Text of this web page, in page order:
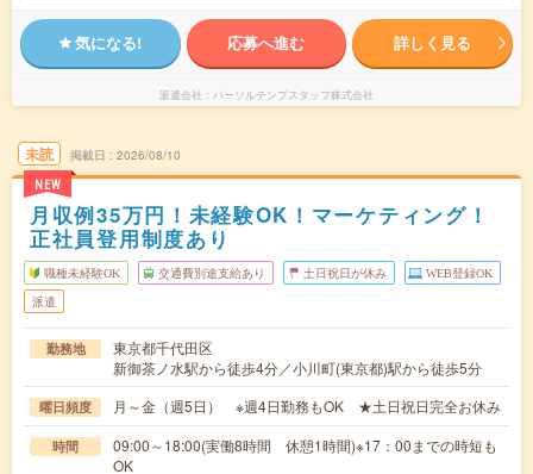
気になる! 応募へ進む 詳しく見る
派遣会社 パーソルテンプスタッフ株式会社
未読
NEW
掲載日 2026/08/10
月収例35万円！未経験OK！マーケティング！
正社員登用制度あり
職種未経験OK 交通費別途支給あり 土日祝日が休み WEB登録OK
派遣
勤務地
東京都千代田区
新御茶ノ水駅から徒歩4分／小川町(東京都)駅から徒歩5分
曜日頻度 月～金（週5日） ※週4日勤務もOK ★土日祝日完全お休み
時間
09:00～18:00(実働8時間 休憩1時間)※17：00までの時短も
OK